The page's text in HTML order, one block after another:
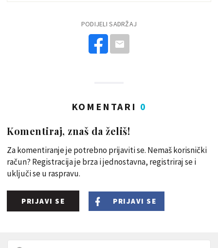
PODIJELI SADRŽAJ
KOMENTARI 0
Komentiraj, znaš da želiš!
Za komentiranje je potrebno prijaviti se. Nemaš korisnički
račun? Registracija je brza i jednostavna, registriraj se i
uključi se u raspravu.
PRIJAVI SE PRIJAVI SE